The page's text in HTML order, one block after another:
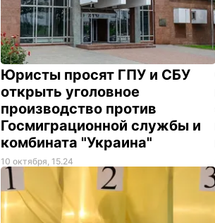
Юристы просят ГПУ и СБУ
открыть уголовное
производство против
Госмиграционной службы и
комбината "Украина"
10 октября, 15.24